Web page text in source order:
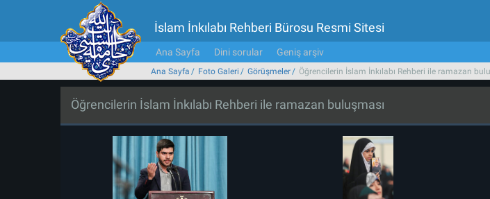
İslam İnkılabı Rehberi Bürosu Resmi Sitesi
Ana Sayfa Dini sorular Geniş arşiv
Ana Sayfa Foto Galeri Görüşmeler Öğrencilerin İslam İnkılabı Rehberi ile ramazan
Öğrencilerin İslam İnkılabı Rehberi ile ramazan buluşması